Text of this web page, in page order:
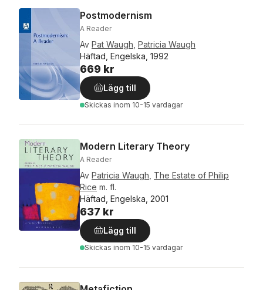
Postmodernism
A Reader
Av Pat Waugh, Patricia Waugh
Häftad, Engelska, 1992
669 kr
Lägg till
Skickas inom 10-15 vardagar
Modern Literary Theory
A Reader
Av Patricia Waugh, The Estate of Philip
Rice m. fl.
Häftad, Engelska, 2001
637 kr
Lägg till
Skickas inom 10-15 vardagar